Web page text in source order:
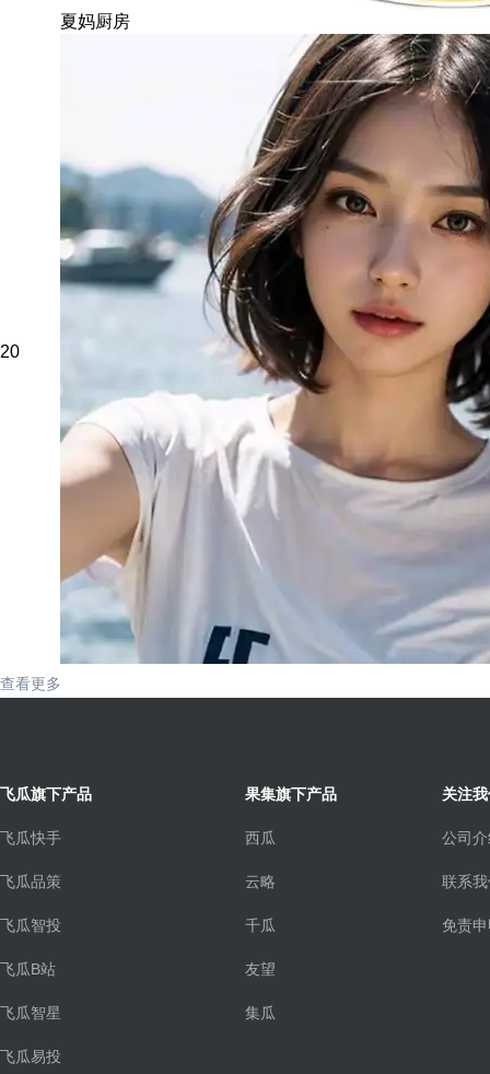
夏妈厨房
20
查看更多
飞瓜旗下产品
飞瓜快手
飞瓜品策
飞瓜智投
飞瓜B站
飞瓜智星
飞瓜易投
果集旗下产品
西瓜
云略
千瓜
友望
集瓜
关注
公司
联系
免责